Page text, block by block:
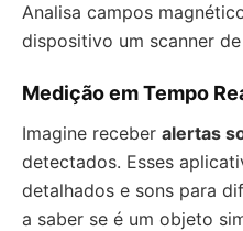
Analisa campos
dispositivo um scanner
Medição em Tempo
Imagine receber alertas
detectados. Esses
detalhados e sons para
a saber se é um objeto